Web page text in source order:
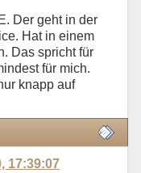
Der geht in der
Hat in einem
Das spricht für
für mich.
knapp auf
17:39:07